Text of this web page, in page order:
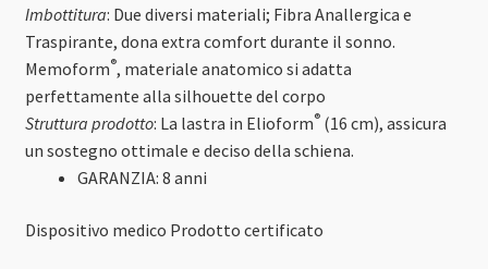
Imbottitura: Due diversi materiali; Fibra Anallergica e
Traspirante, dona extra comfort durante il sonno.
Memoform®, materiale anatomico si adatta
perfettamente alla silhouette del corpo
Struttura prodotto: La lastra in Elioform®(16 cm), assicura
un sostegno ottimale e deciso della schiena.
GARANZIA: 8 anni
Dispositivo medico Prodotto certificato